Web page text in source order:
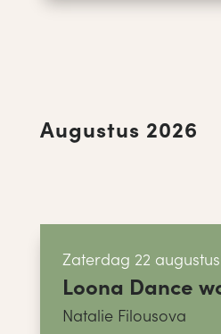
Augustus 2026
Zaterdag 22
Loona Dance
Natalie Filousova